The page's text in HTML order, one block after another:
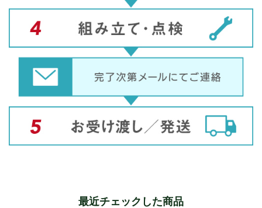
最近チェックした商品